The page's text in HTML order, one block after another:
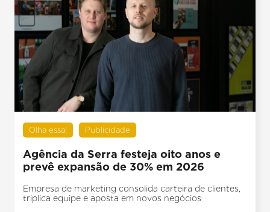
Olha essa! Publicidade
Agência da Serra festeja oito anos e
prevê expansão de 30% em 2026
Empresa de marketing consolida carteira de clientes,
triplica equipe e aposta em novos negócios